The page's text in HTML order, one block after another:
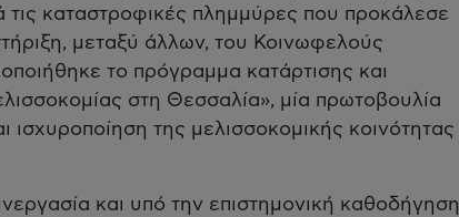
καταστροφικές πλημμύρες που προκάλεσε
μεταξύ άλλων, του Κοινωφελούς
το πρόγραμμα κατάρτισης και
στη Θεσσαλία», μία πρωτοβουλία
της μελισσοκομικής κοινότητας
και υπό την επιστημονική καθοδήγηση